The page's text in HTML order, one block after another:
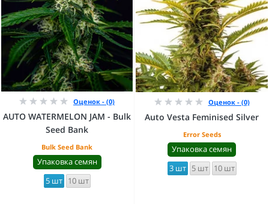
Оценок - (0)
AUTO WATERMELON JAM - Bulk
Seed Bank
Bulk Seed Bank
Упаковка семян
5 шт 10 шт
Оценок - (0)
Auto Vesta Feminised Silver
Error Seeds
Упаковка семян
3 шт 5 шт 10 шт